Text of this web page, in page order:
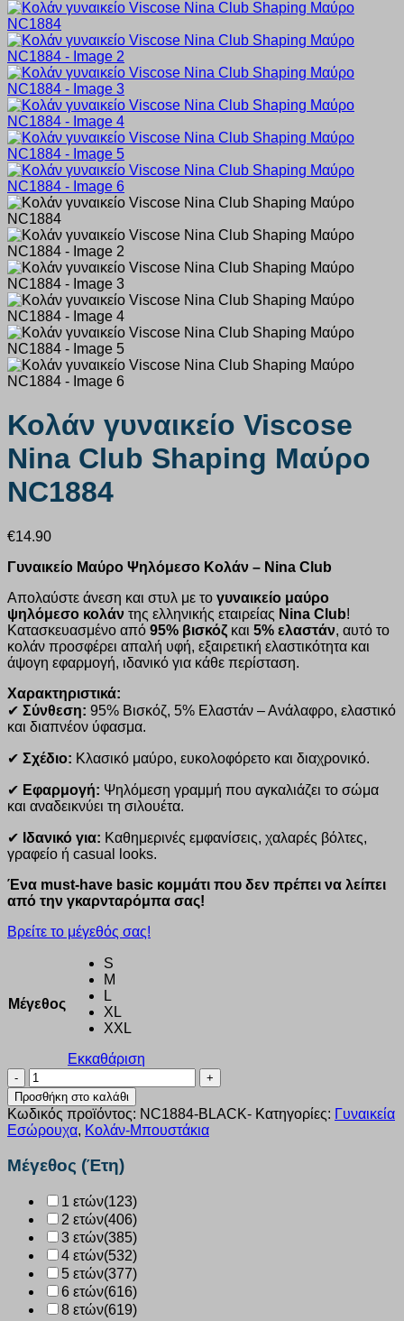
Κολάν γυναικείο Viscose
Nina Club Shaping Μαύρο
NC1884
€14.90
Γυναικείο Μαύρο Ψηλόμεσο Κολάν – Nina Club
Απολαύστε άνεση και στυλ με το γυναικείο μαύρο
ψηλόμεσο κολάν της ελληνικής εταιρείας Nina Club!
Κατασκευασμένο από 95% βισκόζ και 5% ελαστάν, αυτό το
κολάν προσφέρει απαλή υφή, εξαιρετική ελαστικότητα και
άψογη εφαρμογή, ιδανικό για κάθε περίσταση.
Χαρακτηριστικά:
✔ Σύνθεση: 95% Βισκόζ, 5% Ελαστάν – Ανάλαφρο, ελαστικό
και διαπνέον ύφασμα.
✔ Σχέδιο: Κλασικό μαύρο, ευκολοφόρετο και διαχρονικό.
✔ Εφαρμογή: Ψηλόμεση γραμμή που αγκαλιάζει το σώμα
και αναδεικνύει τη σιλουέτα.
✔ Ιδανικό για: Καθημερινές εμφανίσεις, χαλαρές βόλτες,
γραφείο ή casual looks.
Ένα must-have basic κομμάτι που δεν πρέπει να λείπει
από την γκαρνταρόμπα σας!
Βρείτε το μέγεθός σας!
Μέγεθος
S
M
L
XL
XXL
Εκκαθάριση
Κολάν
γυναικείο
Viscose
Nina
Club
Shaping
Μαύρο
ποσότητα
Προσθήκη στο καλάθι
Κωδικός προϊόντος: NC1884-BLACK- Κατηγορίες: Γυναικεία
Εσώρουχα, Κολάν-Μπουστάκια
Μέγεθος (Έτη)
1 ετών(123)
2 ετών(406)
3 ετών(385)
4 ετών(532)
5 ετών(377)
6 ετών(616)
8 ετών(619)